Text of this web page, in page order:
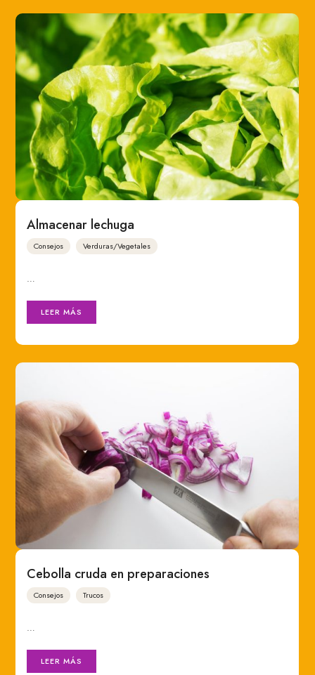
Almacenar lechuga
Consejos Verduras/Vegetales
…
LEER MÁS
Cebolla cruda en preparaciones
Consejos Trucos
…
LEER MÁS